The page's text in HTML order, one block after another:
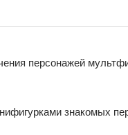
персонажей
знакомых